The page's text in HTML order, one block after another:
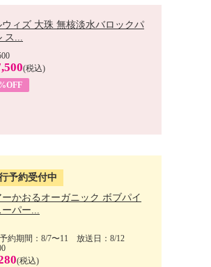
ウィズ 大珠 無核淡水バロックパ
ス...
(税込)
予約受付中
ーかおるオーガニック ボブパイ
ーパー...
約期間：8/7〜11 放送日：8/12
(税込)